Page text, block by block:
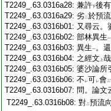
T2249_.63.0316a28: 兼許下後
T2249_.63.0316a29: 劣二於預
T2249_.63.0316b01: 又尋云。
T2249_.63.0316b02: 部林異生一
T2249_.63.0316b03: 異生一。
T2249_.63.0316b04: 之經文 上哉
T2249_.63.0316b05: 婆沙論所
T2249_.63.0316b06: 不 レ可レ會二
T2249_.63.0316b07: 問。論文
T2249_.63.0316b08: 對二預流向